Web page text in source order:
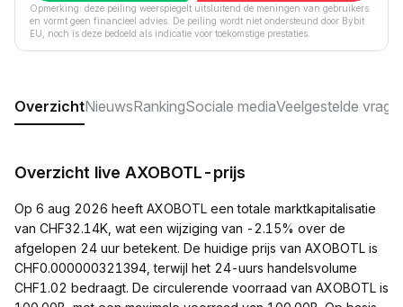
Opmerking: deze peiling weerspiegelt uitsluitend de meningen van gebruikers
en vormt geen financieel advies. De peiling wordt niet ondersteund door Bybit
EU, noch is deze bedoeld als indicatie voor toekomstige prestaties.
OverzichtNieuwsRankingSociale mediaVeelgestelde
Overzicht live AXOBOTL-prijs
Op 6 aug 2026 heeft AXOBOTL een totale marktkapitalisatie
van CHF32.14K, wat een wijziging van -2.15% over de
afgelopen 24 uur betekent. De huidige prijs van AXOBOTL is
CHF0.000000321394, terwijl het 24-uurs handelsvolume
CHF1.02 bedraagt. De circulerende voorraad van AXOBOTL is